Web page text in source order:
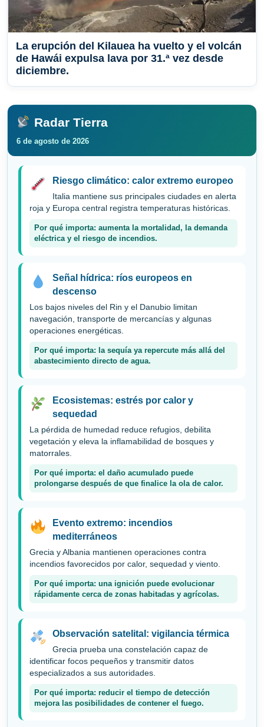
La erupción del Kilauea ha vuelto y el volcán
de Hawái expulsa lava por 31.ª vez desde
diciembre.
Radar Tierra
6 de agosto de 2026
Riesgo climático: calor extremo europeo
Italia mantiene sus principales ciudades en alerta
roja y Europa central registra temperaturas históricas.
Por qué importa: aumenta la mortalidad, la demanda
eléctrica y el riesgo de incendios.
Señal hídrica: ríos europeos en
descenso
Los bajos niveles del Rin y el Danubio limitan
navegación, transporte de mercancías y algunas
operaciones energéticas.
Por qué importa: la sequía ya repercute más allá del
abastecimiento directo de agua.
Ecosistemas: estrés por calor y
sequedad
La pérdida de humedad reduce refugios, debilita
vegetación y eleva la inflamabilidad de bosques y
matorrales.
Por qué importa: el daño acumulado puede
prolongarse después de que finalice la ola de calor.
Evento extremo: incendios
mediterráneos
Grecia y Albania mantienen operaciones contra
incendios favorecidos por calor, sequedad y viento.
Por qué importa: una ignición puede evolucionar
rápidamente cerca de zonas habitadas y agrícolas.
Observación satelital: vigilancia térmica
Grecia prueba una constelación capaz de
identificar focos pequeños y transmitir datos
especializados a sus autoridades.
Por qué importa: reducir el tiempo de detección
mejora las posibilidades de contener el fuego.